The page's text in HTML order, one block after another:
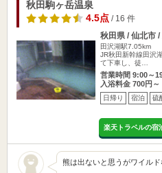
秋田駒ヶ岳温泉
4.5点/ 16 件
秋田県 / 仙北市
田沢湖駅7.05km
JR秋田新幹線田沢
て下車し、徒…
営業時間 9:00～
入浴料金 700円～
日帰り 宿泊 硫
楽天トラベルの宿
熊は出ないと思